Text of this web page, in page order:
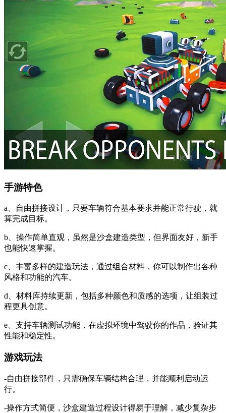
手游特色
a、自由拼接设计，只要车辆符合基本要求并能正常行驶，就
算完成目标。
b、操作简单直观，虽然是沙盒建造类型，但界面友好，新手
也能快速掌握。
c、丰富多样的建造玩法，通过组合材料，你可以制作出各种
风格和功能的汽车。
d、材料库持续更新，包括多种颜色和质感的选项，让组装过
程更具创意。
e、支持车辆测试功能，在虚拟环境中驾驶你的作品，验证其
性能和稳定性。
游戏玩法
-自由拼接部件，只需确保车辆结构合理，并能顺利启动运
行。
-操作方式简便，沙盒建造过程设计得易于理解，减少复杂步